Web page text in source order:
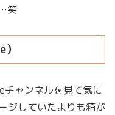
笑
チャンネルを見て気に
ジしていたよりも箱が